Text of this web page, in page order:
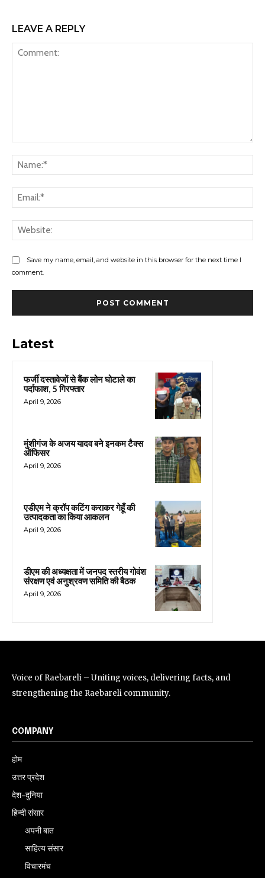
LEAVE A REPLY
Save my name, email, and website in this browser for the next time I
comment.
Latest
फर्जी दस्तावेजों से बैंक लोन घोटाले का
पर्दाफाश, 5 गिरफ्तार
April 9, 2026
मुंशीगंज के अजय यादव बने इनकम टैक्स
ऑफिसर
April 9, 2026
एडीएम ने क्रॉप कटिंग कराकर गेहूँ की
उत्पादकता का किया आकलन
April 9, 2026
डीएम की अध्यक्षता में जनपद स्तरीय गोवंश
संरक्षण एवं अनुश्रवण समिति की बैठक
April 9, 2026
Voice of Raebareli – Uniting voices, delivering facts, and
strengthening the Raebareli community.
COMPANY
होम
उत्तर प्रदेश
देश-दुनिया
हिन्दी संसार
अपनी बात
साहित्य संसार
विचारमंच